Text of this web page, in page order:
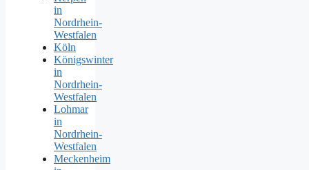
in
Nordrhein-
Westfalen
Köln
Königswinter
in
Nordrhein-
Westfalen
Lohmar
in
Nordrhein-
Westfalen
Meckenheim